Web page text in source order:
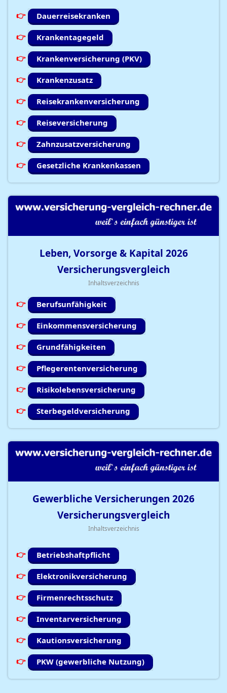
Dauerreisekranken
Krankentagegeld
Krankenversicherung (PKV)
Krankenzusatz
Reisekrankenversicherung
Reiseversicherung
Zahnzusatzversicherung
Gesetzliche Krankenkassen
Leben, Vorsorge & Kapital 2026
Versicherungsvergleich
Inhaltsverzeichnis
Berufsunfähigkeit
Einkommensversicherung
Grundfähigkeiten
Pflegerentenversicherung
Risikolebensversicherung
Sterbegeldversicherung
Gewerbliche Versicherungen 2026
Versicherungsvergleich
Inhaltsverzeichnis
Betriebshaftpflicht
Elektronikversicherung
Firmenrechtsschutz
Inventarversicherung
Kautionsversicherung
PKW (gewerbliche Nutzung)